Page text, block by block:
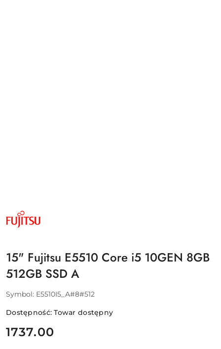
PRODUCENTA:
FUJITSU
15" Fujitsu E5510 Core i5 10GEN 8GB
512GB SSD A
Symbol: E5510I5_A#8#512
Dostępność:Towar dostępny
cena:
1737.00